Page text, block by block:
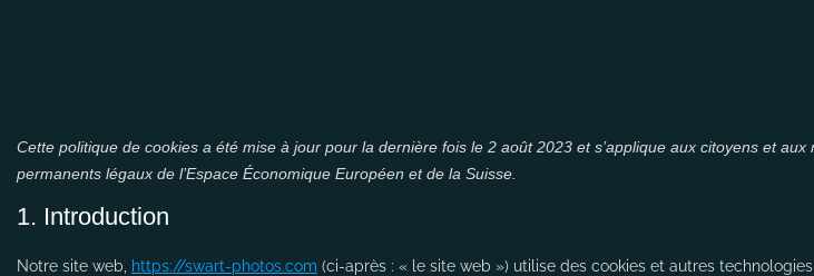
Cette politique de cookies a été mise à jour pour la dernière fois le 2 août 2023 et s’applique aux citoyens et aux
permanents légaux de l’Espace Économique Européen et de la Suisse.
1. Introduction
Notre site web, https://swart-photos.com (ci-après : « le site web ») utilise des cookies et autres